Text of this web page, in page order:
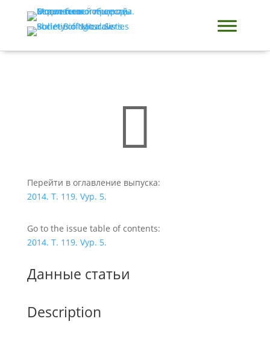

Перейти в оглавление выпуска:
2014. T. 119. Vyp. 5.
Go to the issue table of contents:
2014. T. 119. Vyp. 5.
Данные статьи
Description